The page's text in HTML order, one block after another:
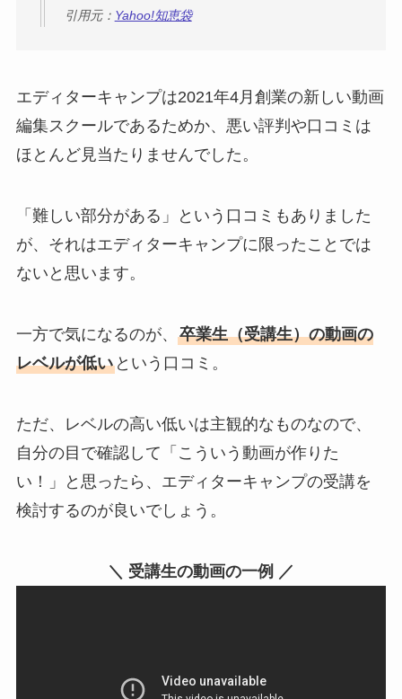
引用元： Yahoo!知恵袋
エディターキャンプは2021年4月創業の新しい動画
編集スクールであるためか、悪い評判や口コミは
ほとんど見当たりませんでした。
「難しい部分がある」という口コミもありました
が、それはエディターキャンプに限ったことでは
ないと思います。
一方で気になるのが、 卒業生（受講生）の動画の
レベルが低いという口コミ。
ただ、レベルの高い低いは主観的なものなので、
自分の目で確認して「こういう動画が作りた
い！」と思ったら、エディターキャンプの受講を
検討するのが良いでしょう。
＼ 受講生の動画の一例 ／